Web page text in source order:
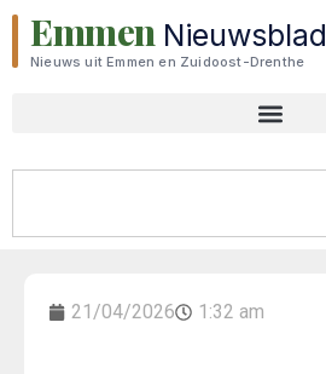
Emmen Nieuwsblad
Nieuws uit Emmen en Zuidoost-Drenthe
21/04/2026 1:32 am